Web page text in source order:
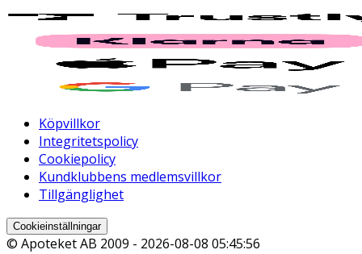
Köpvillkor
Integritetspolicy
Cookiepolicy
Kundklubbens medlemsvillkor
Tillgänglighet
Cookieinställningar
© Apoteket AB 2009 - 2026-08-08 05:45:56